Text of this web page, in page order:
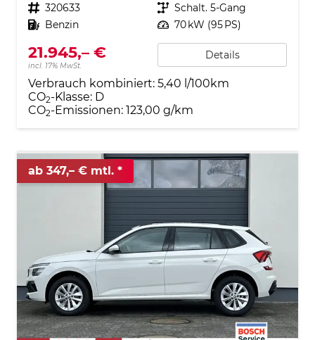
Fahrzeugnr. 320633 Getriebe Schalt. 5-Gang
Kraftstoff Benzin Leistung 70 kW (95 PS)
21.945,– €
incl. 17% MwSt.
Details
Verbrauch kombiniert: 5,40 l/100km
CO2-Klasse: D
CO2-Emissionen: 123,00 g/km
ab 347,– € mtl.